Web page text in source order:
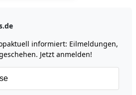
informiert: Eilmeldungen,
Jetzt anmelden!